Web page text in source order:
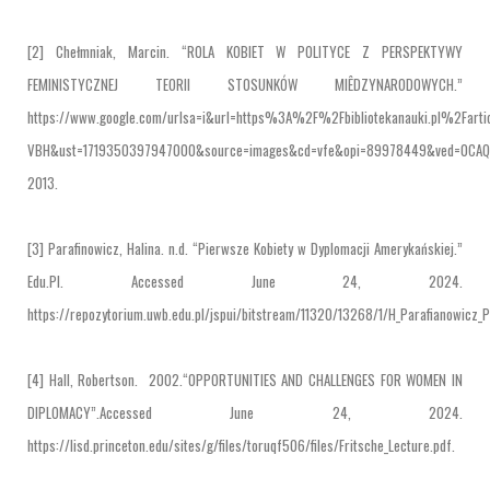
[2] Chełmniak, Marcin. “ROLA KOBIET W POLITYCE Z PERSPEKTYWY
FEMINISTYCZNEJ TEORII STOSUNKÓW MIÊDZYNARODOWYCH.”
https://www.google.com/
2013.
[3] Parafinowicz, Halina. n.d. “Pierwsze Kobiety w Dyplomacji Amerykańskiej.”
Edu.Pl. Accessed June 24, 2024.
https://repozytorium.uwb.edu.pl/jspui/bitstream/11320/13268/1/
[4] Hall, Robertson. 2002.“OPPORTUNITIES AND CHALLENGES FOR WOMEN IN
DIPLOMACY”.Accessed June 24, 2024.
https://lisd.princeton.edu/sites/g/files/toruqf506/files/Fritsche_Lecture.pdf.